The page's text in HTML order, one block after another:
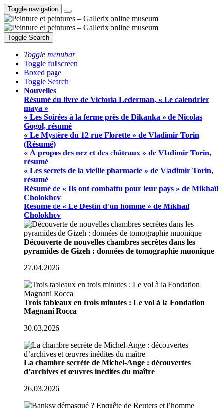
Toggle navigation
Toggle Search
Toggle menubar
Toggle fullscreen
Boxed page
Toggle Search
Nouvelles
Résumé du livre de Victoria Lederman, « Le calendrier
maya »
« Les Soirées à la ferme près de Dikanka » de Nicolas
Gogol, résumé
« Le Mystère du 12 rue Florette » de Vladimir Torin
(Résumé)
« À propos des nez et des châteaux » de Vladimir Torin,
résumé
« Les secrets de la vieille pharmacie » de Vladimir Torin,
résumé
Résumé de « Ils ont combattu pour leur pays » de Mikhaïl
Cholokhov
Résumé de « Le Destin d’un homme » de Mikhaïl
Cholokhov
Découverte de nouvelles chambres secrètes dans les
pyramides de Gizeh : données de tomographie muonique
27.04.2026
Trois tableaux en trois minutes : Le vol à la Fondation
Magnani Rocca
30.03.2026
La chambre secrète de Michel-Ange : découvertes
d’archives et œuvres inédites du maître
26.03.2026